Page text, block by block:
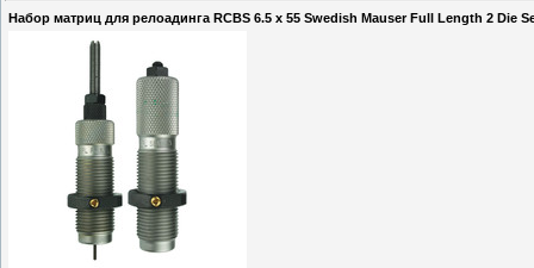
Набор матриц для релоадинга RCBS 6.5 x 55 Swedish Mauser Full Length 2 Die